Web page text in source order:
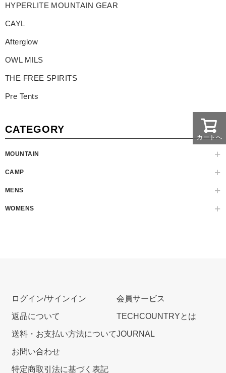
HYPERLITE MOUNTAIN GEAR
CAYL
Afterglow
OWL MILS
THE FREE SPIRITS
Pre Tents
CATEGORY
MOUNTAIN
CAMP
MENS
WOMENS
カートへ
ログイン/サインイン
返品について
送料・お支払い方法について
お問い合わせ
特定商取引法に基づく表記
会員サービス
TECHCOUNTRYとは
JOURNAL